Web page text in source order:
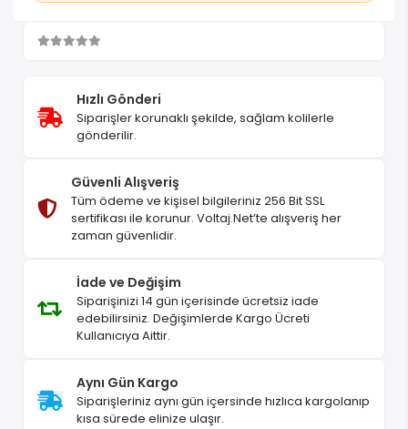
Hızlı Gönderi
Siparişler korunaklı şekilde, sağlam kolilerle
gönderilir.
Güvenli Alışveriş
Tüm ödeme ve kişisel bilgileriniz 256 Bit SSL
sertifikası ile korunur. Voltaj.Net’te alışveriş her
zaman güvenlidir.
İade ve Değişim
Siparişinizi 14 gün içerisinde ücretsiz iade
edebilirsiniz. Değişimlerde Kargo Ücreti
Kullanıcıya Aittir.
Aynı Gün Kargo
Siparişleriniz aynı gün içersinde hızlıca kargolanıp
kısa sürede elinize ulaşır.